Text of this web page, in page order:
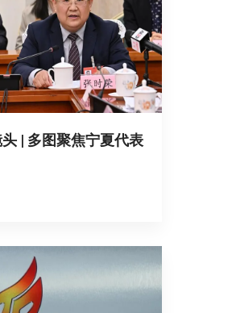
头 | 多图聚焦宁夏代表